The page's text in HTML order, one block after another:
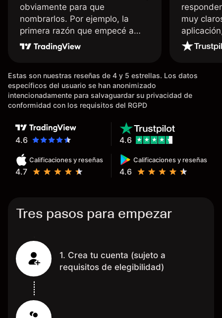
obviamente para que
nombrarlos. Por ejemplo, la
primera razón que empecé a
usar Capital fue la llegada de mi
dinero de inmediato a mi cuenta
existentes en el mercado que
tardan días o tienen mucha
burocracia; y la segunda razón,
hecho de operar en un mercado
determinado, debido a los
spread y al volumen existente.
Mientras más activo seas, más
dinero te reembolsa. Muchas
muy
Estas son nuestras reseñas de 4 y 5 estrellas. Los datos
específicos del usuario se han anonimizado
intencionadamente para salvaguardar su privacidad de
conformidad con los requisitos del RGPD
4.6
Calificaciones y reseñas
4.7
Calificaciones y reseñas
4.6
4.6
Tres pasos para empezar
1. Crea tu cuenta (sujeto a
requisitos de elegibilidad)